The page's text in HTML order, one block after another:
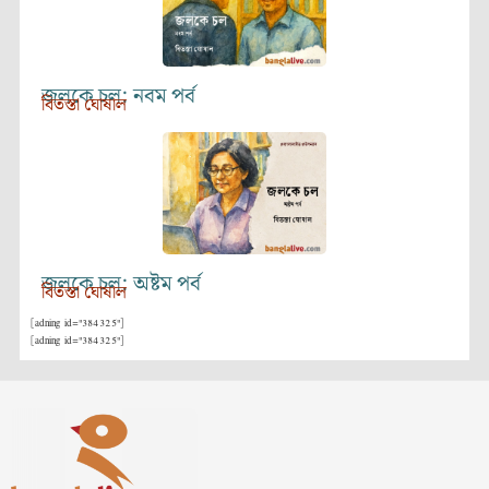
জলকে চল: নবম পর্ব
বিতস্তা ঘোষাল
জলকে চল: অষ্টম পর্ব
বিতস্তা ঘোষাল
[adning id="384325"]
[adning id="384325"]